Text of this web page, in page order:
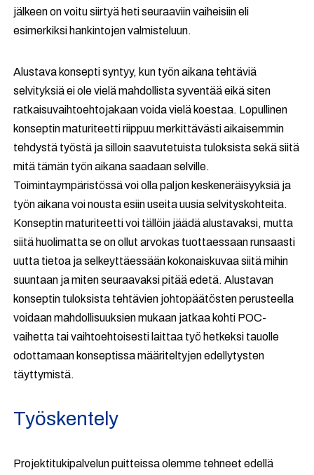
jälkeen on voitu siirtyä heti seuraaviin vaiheisiin eli
esimerkiksi hankintojen valmisteluun.
Alustava konsepti syntyy, kun työn aikana tehtäviä
selvityksiä ei ole vielä mahdollista syventää eikä siten
ratkaisuvaihtoehtojakaan voida vielä koestaa. Lopullinen
konseptin maturiteetti riippuu merkittävästi aikaisemmin
tehdystä työstä ja silloin saavutetuista tuloksista sekä siitä
mitä tämän työn aikana saadaan selville.
Toimintaympäristössä voi olla paljon keskeneräisyyksiä ja
työn aikana voi nousta esiin useita uusia selvityskohteita.
Konseptin maturiteetti voi tällöin jäädä alustavaksi, mutta
siitä huolimatta se on ollut arvokas tuottaessaan runsaasti
uutta tietoa ja selkeyttäessään kokonaiskuvaa siitä mihin
suuntaan ja miten seuraavaksi pitää edetä. Alustavan
konseptin tuloksista tehtävien johtopäätösten perusteella
voidaan mahdollisuuksien mukaan jatkaa kohti POC-
vaihetta tai vaihtoehtoisesti laittaa työ hetkeksi tauolle
odottamaan konseptissa määriteltyjen edellytysten
täyttymistä.
Työskentely
Projektitukipalvelun puitteissa olemme tehneet edellä